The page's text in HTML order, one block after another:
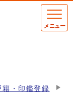
メニュー
籍・印鑑登録